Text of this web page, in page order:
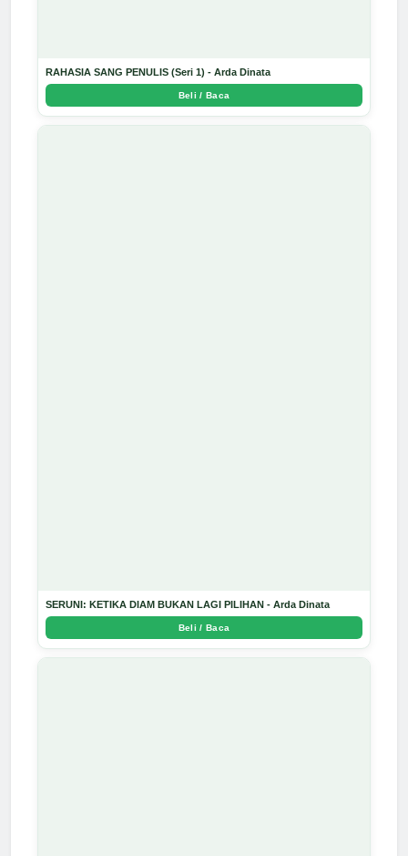
RAHASIA SANG PENULIS (Seri 1) - Arda Dinata
Beli / Baca
SERUNI: KETIKA DIAM BUKAN LAGI PILIHAN - Arda Dinata
Beli / Baca